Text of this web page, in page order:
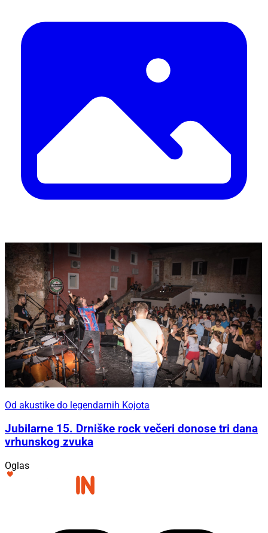
Od akustike do legendarnih Kojota
Jubilarne 15. Drniške rock večeri donose tri dana
vrhunskog zvuka
Oglas